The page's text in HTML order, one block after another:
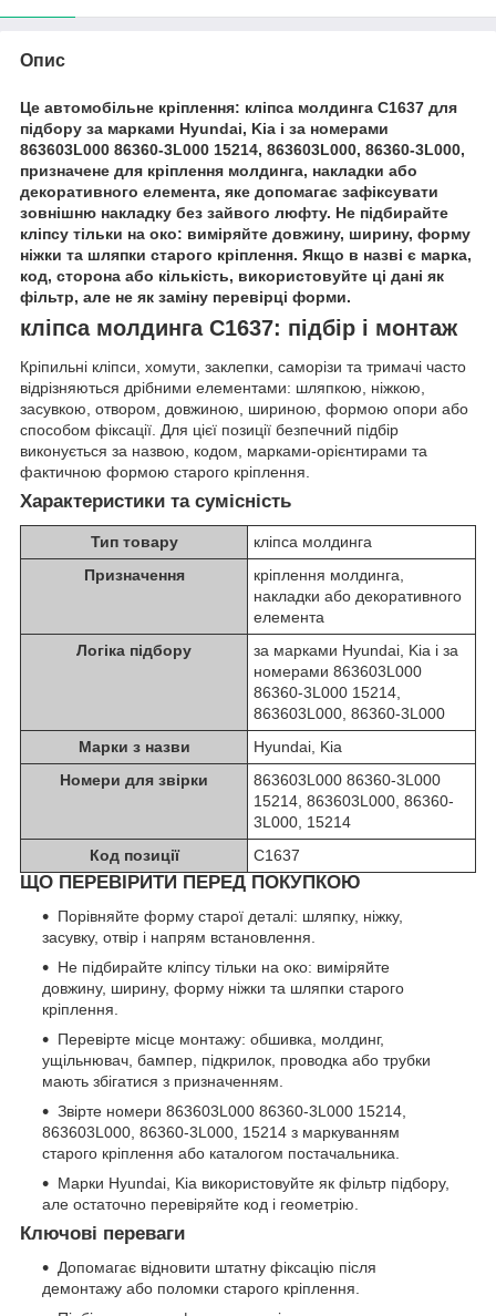
Опис
Це автомобільне кріплення: кліпса молдинга C1637 для
підбору за марками Hyundai, Kia і за номерами
863603L000 86360-3L000 15214, 863603L000, 86360-3L000,
призначене для кріплення молдинга, накладки або
декоративного елемента, яке допомагає зафіксувати
зовнішню накладку без зайвого люфту. Не підбирайте
кліпсу тільки на око: виміряйте довжину, ширину, форму
ніжки та шляпки старого кріплення. Якщо в назві є марка,
код, сторона або кількість, використовуйте ці дані як
фільтр, але не як заміну перевірці форми.
кліпса молдинга C1637: підбір і монтаж
Кріпильні кліпси, хомути, заклепки, саморізи та тримачі часто
відрізняються дрібними елементами: шляпкою, ніжкою,
засувкою, отвором, довжиною, шириною, формою опори або
способом фіксації. Для цієї позиції безпечний підбір
виконується за назвою, кодом, марками-орієнтирами та
фактичною формою старого кріплення.
Характеристики та сумісність
Тип товару
кліпса молдинга
Призначення
кріплення молдинга,
накладки або декоративного
елемента
Логіка підбору
за марками Hyundai, Kia і за
номерами 863603L000
86360-3L000 15214,
863603L000, 86360-3L000
Марки з назви
Hyundai, Kia
Номери для звірки
863603L000 86360-3L000
15214, 863603L000, 86360-
3L000, 15214
Код позиції
C1637
ЩО ПЕРЕВІРИТИ ПЕРЕД ПОКУПКОЮ
Порівняйте форму старої деталі: шляпку, ніжку,
засувку, отвір і напрям встановлення.
Не підбирайте кліпсу тільки на око: виміряйте
довжину, ширину, форму ніжки та шляпки старого
кріплення.
Перевірте місце монтажу: обшивка, молдинг,
ущільнювач, бампер, підкрилок, проводка або трубки
мають збігатися з призначенням.
Звірте номери 863603L000 86360-3L000 15214,
863603L000, 86360-3L000, 15214 з маркуванням
старого кріплення або каталогом постачальника.
Марки Hyundai, Kia використовуйте як фільтр підбору,
але остаточно перевіряйте код і геометрію.
Ключові переваги
Допомагає відновити штатну фіксацію після
демонтажу або поломки старого кріплення.